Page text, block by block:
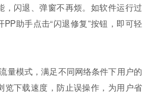
闪退、弹窗不再烦。如软件运行过
助手点击“闪退修复”按钮，即可轻
模式，满足不同网络条件下用户的
览下载速度，防止误操作，为用户省